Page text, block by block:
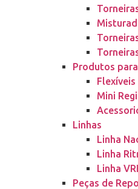
Produtos
Flexíveis
Mini
Linhas
Linha
Linha
Linha
Peças de